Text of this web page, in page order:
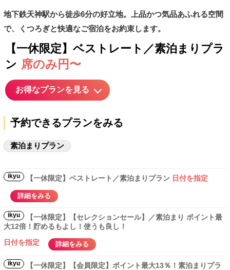
地下鉄天神駅から徒歩6分の好立地。上品かつ気品あふれる空間
で、くつろぎと快適なご宿泊をお約束します。
【一休限定】ベストレート／素泊まりプラ
ン 席のみ円〜
お得なプランを見る
予約できるプランをみる
素泊まりプラン
ikyu 【一休限定】ベストレート／素泊まりプラン 日付を指定
詳細をみる
ikyu
【一休限定】【セレクションセール】／素泊まり ポイント最
大12倍！貯めるもよし！使うも良し！
日付を指定
詳細をみる
ikyu
【一休限定】【会員限定】ポイント最大13％！素泊まりプラ